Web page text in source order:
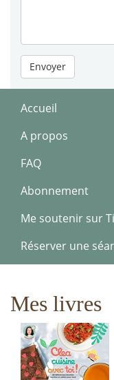
Envoyer
Accueil
A propos
FAQ
Abonnement
Me soutenir sur
Réserver une
Mes livres